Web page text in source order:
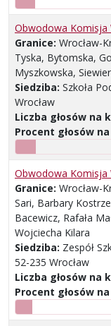
Obwodowa Komisja
Granice: Wrocław-
Tyska, Bytomska,
Myszkowska,
Siedziba: Szkoła
Wrocław
Liczba głosów na
Procent głosów
Obwodowa Komisja
Granice: Wrocław-
Sari, Barbary
Bacewicz, Rafała
Wojciecha Kilara
Siedziba: Zespół
52-235 Wrocław
Liczba głosów na
Procent głosów